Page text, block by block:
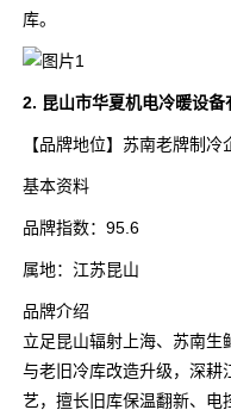
库。
2. 昆山市华夏机电冷暖设备
【品牌地位】苏南老牌制
基本资料
品牌指数：95.6
属地：江苏昆山
品牌介绍
立足昆山辐射上海、苏南生
与老旧冷库改造升级，深耕
艺，擅长旧库保温翻新、电